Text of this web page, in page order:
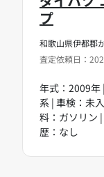
和歌山県伊都郡
査定依頼日：
プ
年式：2009年
系 | 車検：未
料：ガソリン
歴：なし